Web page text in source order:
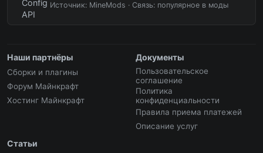
Источник: MineMods · Связь: популярное в моды
Наши партнёры
Сборки и плагины
Форум Майнкрафт
Хостинг Майнкрафт
Документы
Пользовательское
соглашение
Политика
конфиденциальности
Правила приема платежей
Описание услуг
Статьи